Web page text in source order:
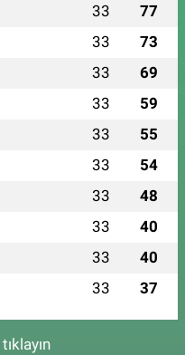
33 77
33 73
33 69
33 59
33 55
33 54
33 48
33 40
33 40
33 37